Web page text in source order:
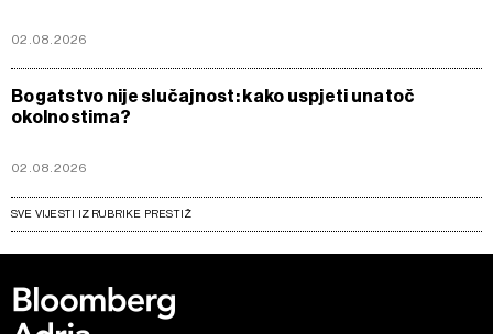
02.08.2026
Bogatstvo nije slučajnost: kako uspjeti unatoč
okolnostima?
02.08.2026
SVE VIJESTI IZ RUBRIKE PRESTIŽ